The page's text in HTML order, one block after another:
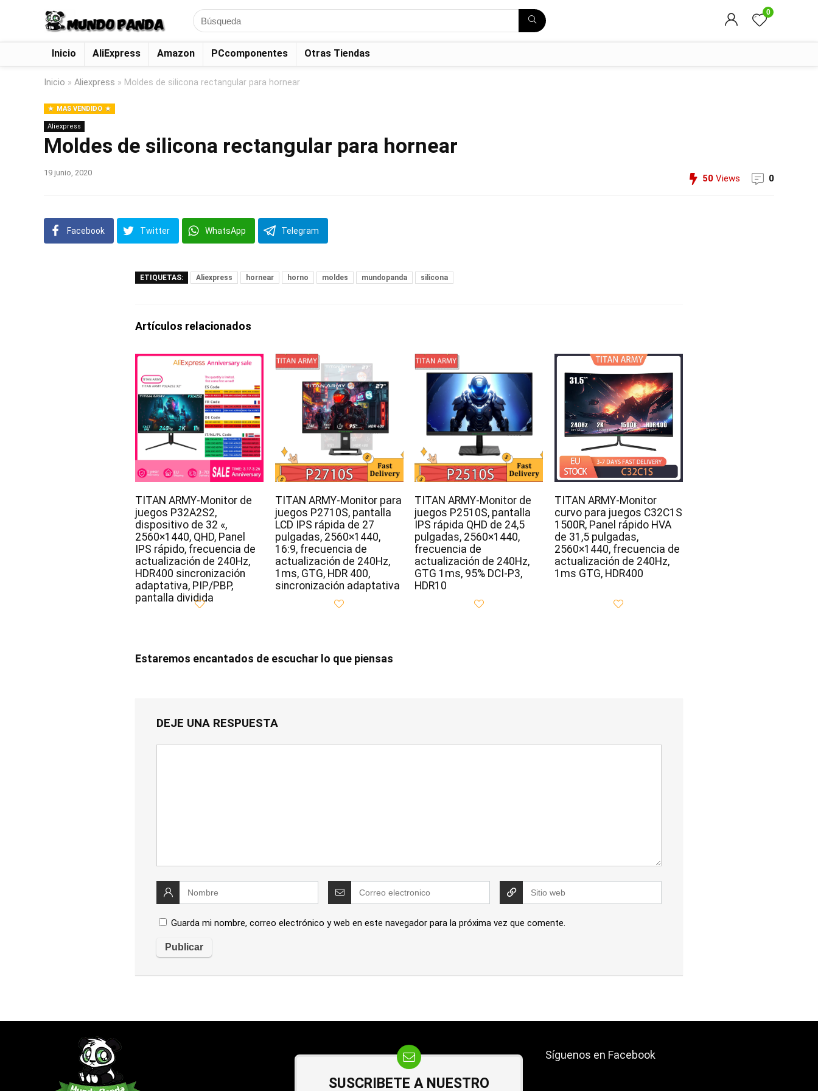
Search
for:
0
Inicio AliExpress Amazon PCcomponentes Otras Tiendas
Inicio » Aliexpress » Moldes de silicona rectangular para hornear
MAS VENDIDO
Aliexpress
Moldes de silicona rectangular para hornear
19 junio, 2020
50 Views 0
Facebook Twitter WhatsApp Telegram
ETIQUETAS: Aliexpress hornear horno moldes mundopanda silicona
Artículos relacionados
TITAN ARMY-Monitor de
juegos P32A2S2,
dispositivo de 32 «,
2560×1440, QHD, Panel
IPS rápido, frecuencia de
actualización de 240Hz,
HDR400 sincronización
adaptativa, PIP/PBP,
pantalla dividida
TITAN ARMY-Monitor para
juegos P2710S, pantalla
LCD IPS rápida de 27
pulgadas, 2560×1440,
16:9, frecuencia de
actualización de 240Hz,
1ms, GTG, HDR 400,
sincronización adaptativa
TITAN ARMY-Monitor de
juegos P2510S, pantalla
IPS rápida QHD de 24,5
pulgadas, 2560×1440,
frecuencia de
actualización de 240Hz,
GTG 1ms, 95% DCI-P3,
HDR10
TITAN ARMY-Monitor
curvo para juegos C32C1S
1500R, Panel rápido HVA
de 31,5 pulgadas,
2560×1440, frecuencia de
actualización de 240Hz,
1ms GTG, HDR400
Estaremos encantados de escuchar lo que piensas
DEJE UNA RESPUESTA
Guarda mi nombre, correo electrónico y web en este navegador para la próxima vez que comente.
SUSCRIBETE A NUESTRO
Síguenos en Facebook